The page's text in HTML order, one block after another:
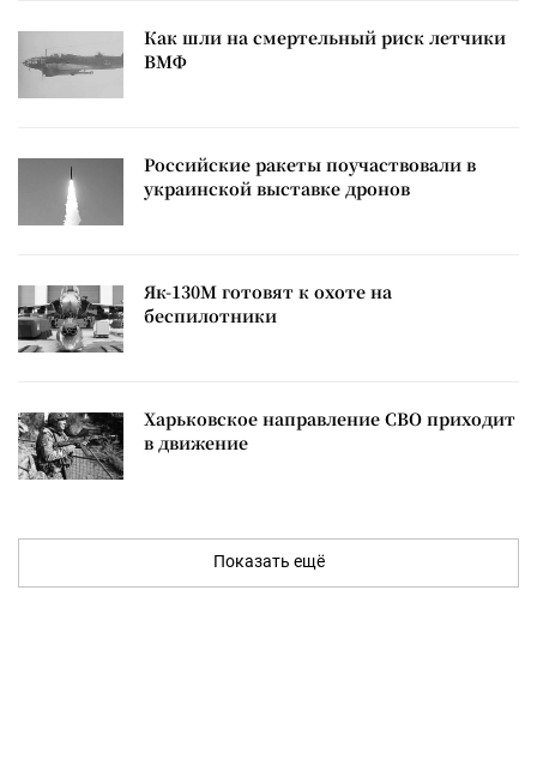
Как шли на смертельный риск летчики
ВМФ
Российские ракеты поучаствовали в
украинской выставке дронов
Як-130М готовят к охоте на
беспилотники
Харьковское направление СВО приходит
в движение
Показать ещё